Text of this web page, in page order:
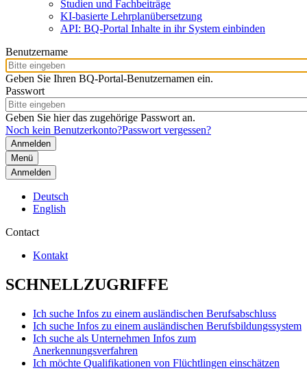
Studien und Fachbeiträge
KI-basierte Lehrplanübersetzung
API: BQ-Portal Inhalte in ihr System einbinden
Benutzername
Geben Sie Ihren BQ-Portal-Benutzernamen ein.
Passwort
Geben Sie hier das zugehörige Passwort an.
Noch kein Benutzerkonto?Passwort vergessen?
Menü
Anmelden
Deutsch
English
Contact
Kontakt
SCHNELLZUGRIFFE
Ich suche Infos zu einem ausländischen Berufsabschluss
Ich suche Infos zu einem ausländischen Berufsbildungssystem
Ich suche als Unternehmen Infos zum
Anerkennungsverfahren
Ich möchte Qualifikationen von Flüchtlingen einschätzen